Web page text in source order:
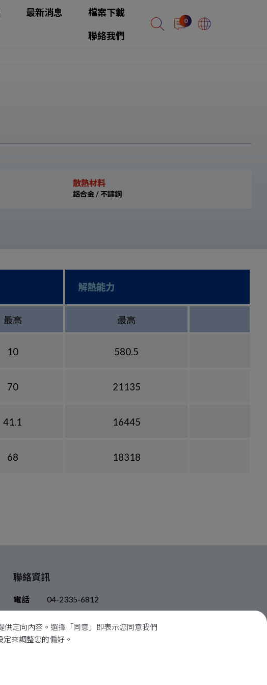
最新消息 檔案下載
聯絡我們
0
散熱材料
鋁合金 / 不鏽鋼
解熱能力
最高 最高
10 580.5
70 21135
41.1 16445
68 18318
聯絡資訊
電話
04-2335-6812
E-Mail
rti.dbd01@gmail.com
定向內容。選擇「同意」即表示您同意我們
來調整您的偏好。